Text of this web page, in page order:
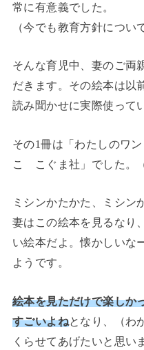
常に有意義でした。
（今でも教育方針につい
そんな育児中、妻のご両
だきます。その絵本は以
読み聞かせに実際使って
その1冊は「わたしの
こ こぐま社」でした。
ミシンかたかた、ミシン
妻はこの絵本を見るなり
い絵本だよ。懐かしいな
ようです。
絵本を見ただけで楽しか
すごいよねとなり、（わ
くらせてあげたいと思い